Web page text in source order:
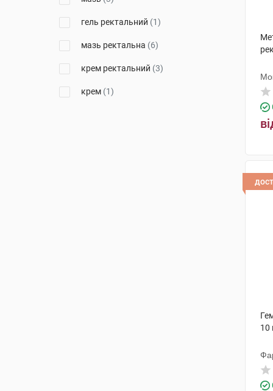
Рекордаті Індастріа
Др. Каде Фармацевтична
гель ректальний (1)
мазь ректальна (6)
крем ректальний (3)
крем (1)
10